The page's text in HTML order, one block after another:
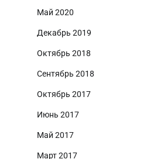
Май 2020
Декабрь 2019
Октябрь 2018
Сентябрь 2018
Октябрь 2017
Июнь 2017
Май 2017
Март 2017